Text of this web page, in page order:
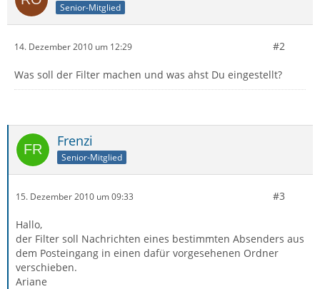
Senior-Mitglied
14. Dezember 2010 um 12:29 #2
Was soll der Filter machen und was ahst Du eingestellt?
Frenzi
Senior-Mitglied
15. Dezember 2010 um 09:33 #3
Hallo,
der Filter soll Nachrichten eines bestimmten Absenders aus
dem Posteingang in einen dafür vorgesehenen Ordner
verschieben.
Ariane